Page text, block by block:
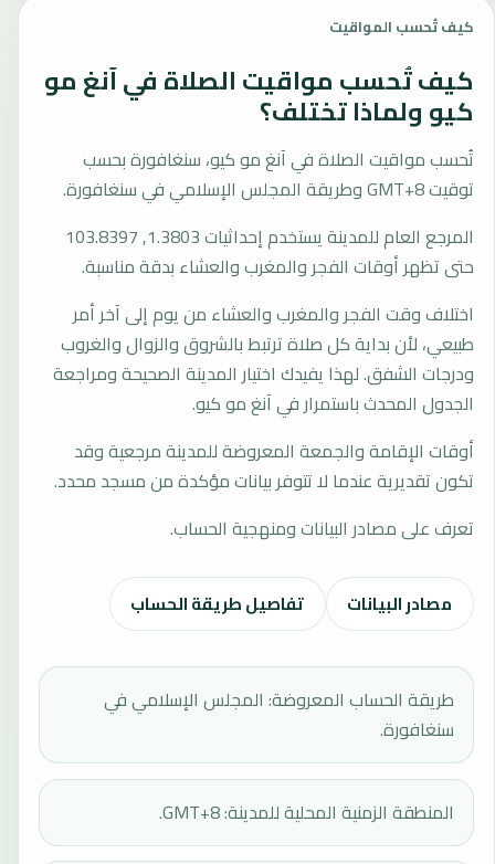
كيف تُحسب المواقيت
كيف تُحسب مواقيت الصلاة في آنغ مو
كيو ولماذا تختلف؟
تُحسب مواقيت الصلاة في آنغ مو كيو، سنغافورة بحسب
توقيت GMT+8 وطريقة المجلس الإسلامي في سنغافورة.
المرجع العام للمدينة يستخدم إحداثيات 1.3803, 103.8397
حتى تظهر أوقات الفجر والمغرب والعشاء بدقة مناسبة.
اختلاف وقت الفجر والمغرب والعشاء من يوم إلى آخر أمر
طبيعي، لأن بداية كل صلاة ترتبط بالشروق والزوال والغروب
ودرجات الشفق. لهذا يفيدك اختيار المدينة الصحيحة ومراجعة
الجدول المحدث باستمرار في آنغ مو كيو.
أوقات الإقامة والجمعة المعروضة للمدينة مرجعية وقد
تكون تقديرية عندما لا تتوفر بيانات مؤكدة من مسجد محدد.
تعرف على مصادر البيانات ومنهجية الحساب.
مصادر البيانات تفاصيل طريقة الحساب
طريقة الحساب المعروضة: المجلس الإسلامي في
سنغافورة.
المنطقة الزمنية المحلية للمدينة: GMT+8.